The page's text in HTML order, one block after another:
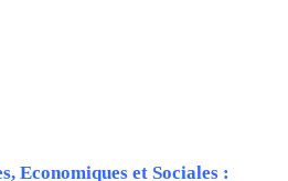
Economiques et Sociales :